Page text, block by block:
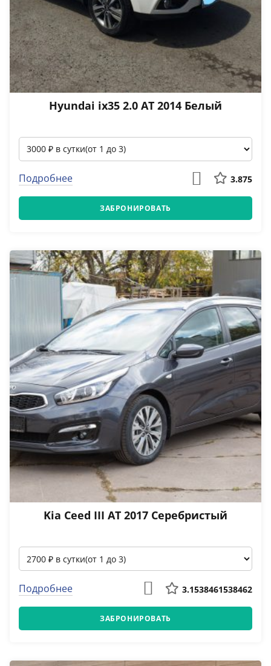
Hyundai ix35 2.0 АТ 2014 Белый
Подробнее 3.875
ЗАБРОНИРОВАТЬ
Kia Ceed III AT 2017 Серебристый
Подробнее 3.1538461538462
ЗАБРОНИРОВАТЬ